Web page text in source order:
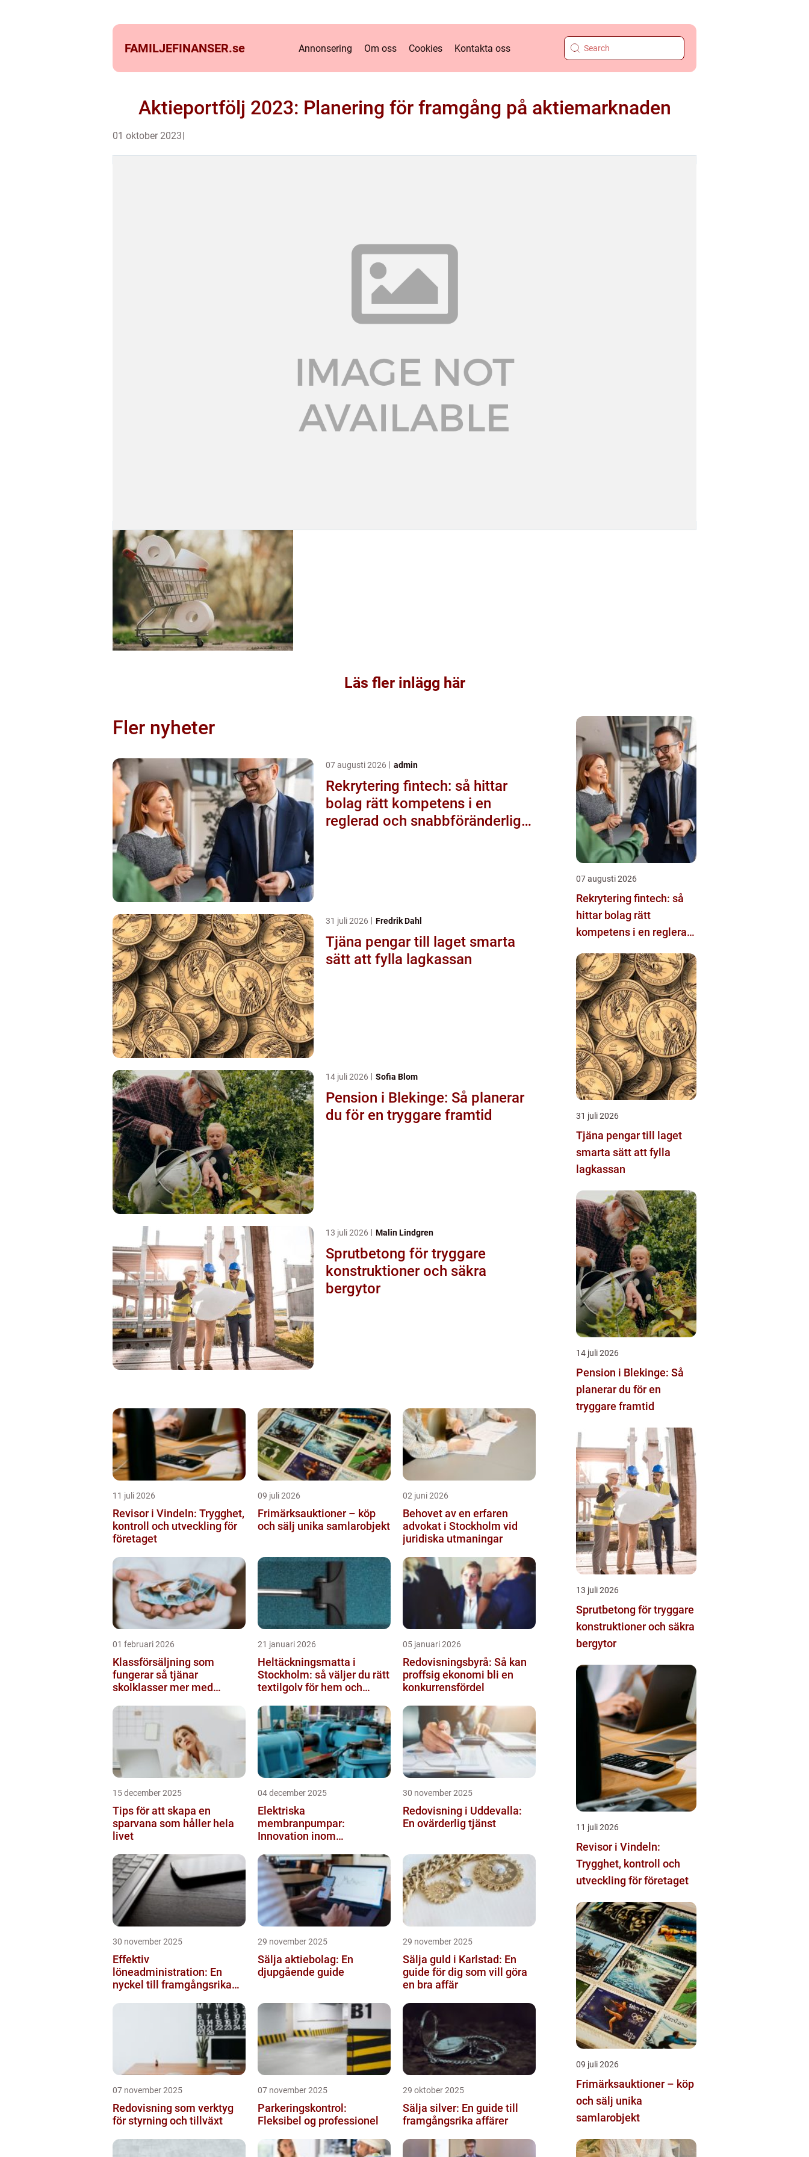
FAMILJEFINANSER.se Annonsering Om oss Cookies Kontakta oss
Aktieportfölj 2023: Planering för framgång på aktiemarknaden
01 oktober 2023
Läs fler inlägg här
Fler nyheter
07 augusti 2026 admin
Rekrytering fintech: så hittar
bolag rätt kompetens i en
reglerad och snabbföränderlig
31 juli 2026 Fredrik Dahl
Tjäna pengar till laget smarta
sätt att fylla lagkassan
14 juli 2026 Sofia Blom
Pension i Blekinge: Så planerar
du för en tryggare framtid
13 juli 2026 Malin Lindgren
Sprutbetong för tryggare
konstruktioner och säkra
bergytor
11 juli 2026
Revisor i Vindeln: Trygghet,
kontroll och utveckling för
företaget
09 juli 2026
Frimärksauktioner – köp
och sälj unika samlarobjekt
02 juni 2026
Behovet av en erfaren
advokat i Stockholm vid
juridiska utmaningar
01 februari 2026
Klassförsäljning som
fungerar så tjänar
skolklasser mer med
21 januari 2026
Heltäckningsmatta i
Stockholm: så väljer du rätt
textilgolv för hem och
05 januari 2026
Redovisningsbyrå: Så kan
proffsig ekonomi bli en
konkurrensfördel
15 december 2025
Tips för att skapa en
sparvana som håller hela
livet
04 december 2025
Elektriska
membranpumpar:
Innovation inom
30 november 2025
Redovisning i Uddevalla:
En ovärderlig tjänst
30 november 2025
Effektiv
löneadministration: En
nyckel till framgångsrika
29 november 2025
Sälja aktiebolag: En
djupgående guide
29 november 2025
Sälja guld i Karlstad: En
guide för dig som vill göra
en bra affär
07 november 2025
Redovisning som verktyg
för styrning och tillväxt
07 november 2025
Parkeringskontrol:
Fleksibel og professionel
29 oktober 2025
Sälja silver: En guide till
framgångsrika affärer
07 augusti 2026
Rekrytering fintech: så
hittar bolag rätt
kompetens i en reglerad
värld
31 juli 2026
Tjäna pengar till laget
smarta sätt att fylla
lagkassan
14 juli 2026
Pension i Blekinge: Så
planerar du för en
tryggare framtid
13 juli 2026
Sprutbetong för tryggare
konstruktioner och säkra
bergytor
11 juli 2026
Revisor i Vindeln:
Trygghet, kontroll och
utveckling för företaget
09 juli 2026
Frimärksauktioner – köp
och sälj unika
samlarobjekt